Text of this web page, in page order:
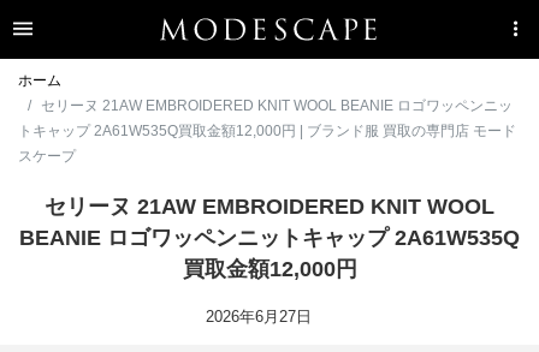
ホーム
セリーヌ 21AW EMBROIDERED KNIT WOOL BEANIE ロゴワッペンニッ
トキャップ 2A61W535Q買取金額12,000円 | ブランド服 買取の専門店 モード
スケープ
セリーヌ 21AW EMBROIDERED KNIT WOOL
BEANIE ロゴワッペンニットキャップ 2A61W535Q
買取金額12,000円
2026年6月27日